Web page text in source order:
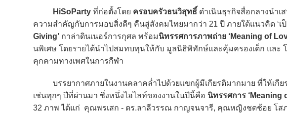
HiSoParty ที่ก่อตั้งโดย ครอบครัวธนวิสุทธิ์ ดำเนินธุรกิจสื่อกลางนำเ
ความสำคัญกับการมอบสิ่งดีๆ คืนสู่สังคมไทยมากว่า 21 ปี ภายใต้แนวคิด ‘เป็
Giving’ กาล่าดินเนอร์การกุศล พร้อมนิทรรศการภาพถ่าย ‘Meaning of
นพิเศษ โดยรายได้นำไปสมทบทุนให้กับ มูลนิธิพิทักษ์และคุ้มครองเด็ก และ
คุกคามทางเพศในการกีฬา
บรรยากาศภายในงานคลาคล่ำไปด้วยแขกผู้มีเกียรติมากมาย ที่ให้เกีย
เช่นทุกๆ ปีที่ผ่านมา ซึ่งหนึ่งไฮไลท์ของงานในปีนี้คือ นิทรรศการ ‘Meaning
32 ภาพ ได้แก่ คุณพรเสก - ดร.ลาลีวรรณ กาญจนจารี, คุณหญิงชดช้อย โ